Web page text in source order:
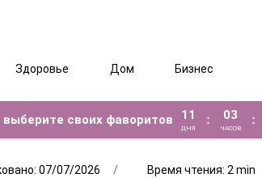
Здоровье Дом Бизнес
своих фаворитов 11
ДНЯ
: 03
ЧАСОВ
:
07/07/2026 Время чтения: 2 min